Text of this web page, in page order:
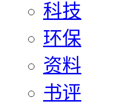
科技
环保
资料
书评